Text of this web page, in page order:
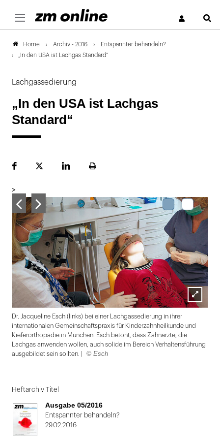
Home Archiv - 2016
Entspannter behandeln?
„In den USA ist Lachgas Standard“
Lachgassedierung
„In den USA ist Lachgas
Standard“
FacebookPlattformLinekdInSeite
>
Lightbox
Dr. Jacqueline Esch (links) bei einer Lachgassedierung in ihrer
internationalen Gemeinschaftspraxis für Kinderzahnheilkunde und
Kieferorthopädie in München. Esch betont, dass Zahnärzte, die
Lachgas anwenden wollen, auch solide im Bereich Verhaltensführung
ausgebildet sein sollten. |
© Esch
1
von
Heftarchiv Titel
Ausgabe 05/2016
Entspannter behandeln?
29.02.2016